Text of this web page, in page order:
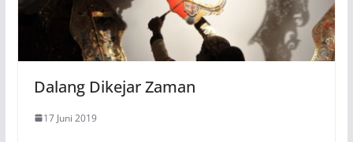
Dalang Dikejar Zaman
17 Juni 2019